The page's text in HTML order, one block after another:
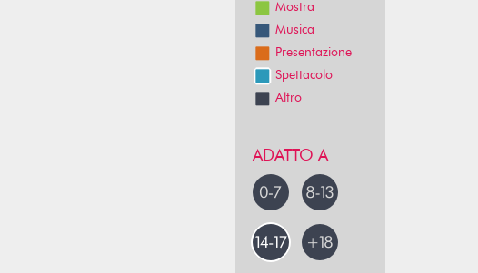
Mostra
Musica
Presentazione
Spettacolo
Altro
ADATTO A